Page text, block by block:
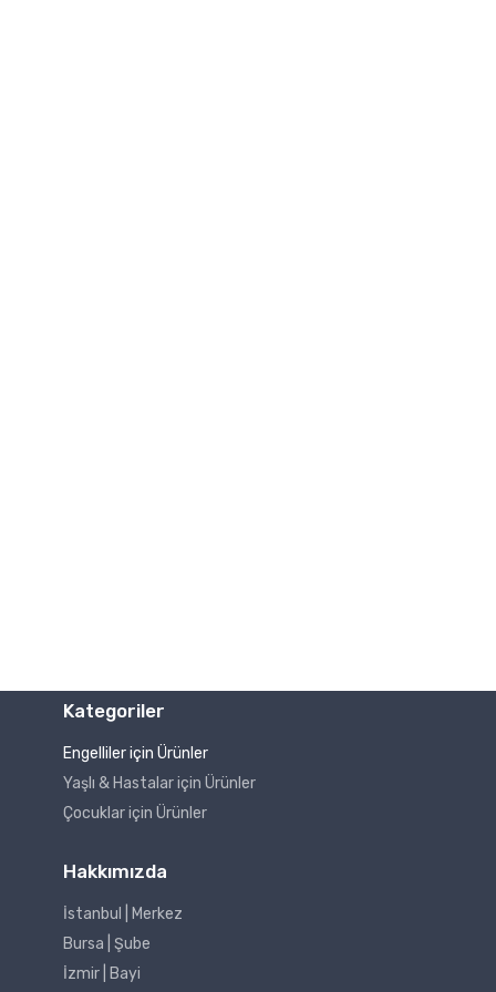
Kategoriler
Engelliler için Ürünler
Yaşlı & Hastalar için Ürünler
Çocuklar için Ürünler
Hakkımızda
İstanbul | Merkez
Bursa | Şube
İzmir | Bayi